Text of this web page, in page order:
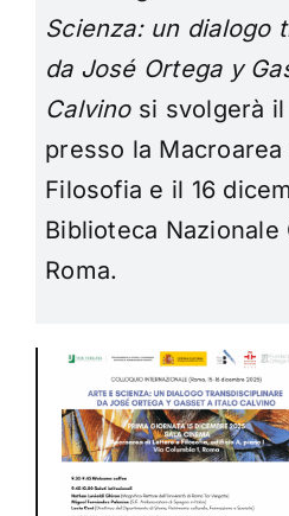
Scienza: un dialogo
da José Ortega y
Calvino si svolgerà
presso la
Filosofia e il 16
Biblioteca Nazionale
Roma.